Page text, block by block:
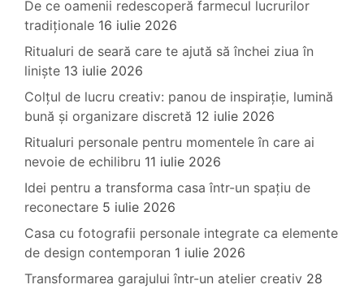
De ce oamenii redescoperă farmecul lucrurilor
tradiționale 16 iulie 2026
Ritualuri de seară care te ajută să închei ziua în
liniște 13 iulie 2026
Colțul de lucru creativ: panou de inspirație, lumină
bună și organizare discretă 12 iulie 2026
Ritualuri personale pentru momentele în care ai
nevoie de echilibru 11 iulie 2026
Idei pentru a transforma casa într-un spațiu de
reconectare 5 iulie 2026
Casa cu fotografii personale integrate ca elemente
de design contemporan 1 iulie 2026
Transformarea garajului într-un atelier creativ 28